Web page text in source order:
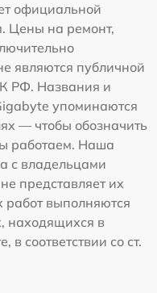
официальной
Цены на ремонт,
являются публичной
РФ. Названия и
упоминаются
— чтобы обозначить
работаем. Наша
с владельцами
представляет их
выполняются
находящихся в
соответствии со ст.